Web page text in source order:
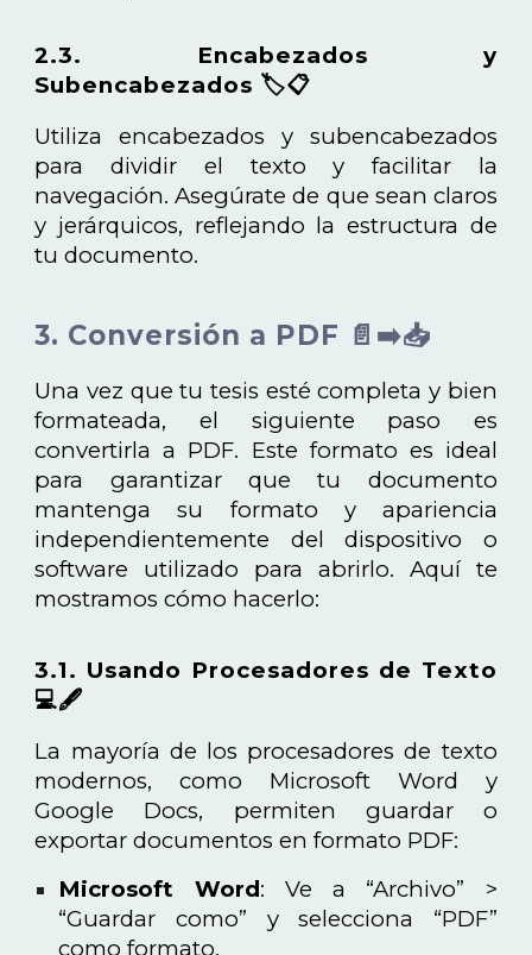
2.3. Encabezados y
Subencabezados 🏷️📋
Utiliza encabezados y subencabezados
para dividir el texto y facilitar la
navegación. Asegúrate de que sean claros
y jerárquicos, reflejando la estructura de
tu documento.
3. Conversión a PDF 📄➡️📥
Una vez que tu tesis esté completa y bien
formateada, el siguiente paso es
convertirla a PDF. Este formato es ideal
para garantizar que tu documento
mantenga su formato y apariencia
independientemente del dispositivo o
software utilizado para abrirlo. Aquí te
mostramos cómo hacerlo:
3.1. Usando Procesadores de Texto
💻🖋️
La mayoría de los procesadores de texto
modernos, como Microsoft Word y
Google Docs, permiten guardar o
exportar documentos en formato PDF:
Microsoft Word: Ve a “Archivo” >
“Guardar como” y selecciona “PDF”
como formato.